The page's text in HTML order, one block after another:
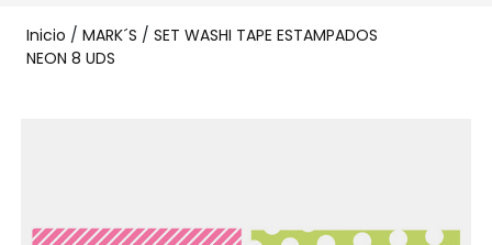
Inicio / MARK´S / SET WASHI TAPE ESTAMPADOS
NEON 8 UDS